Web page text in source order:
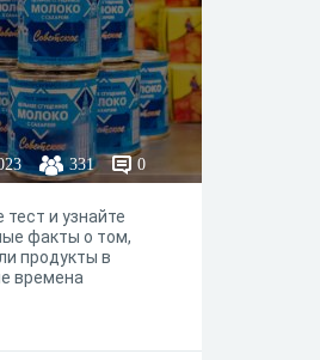
331 0
тест и узнайте
факты о том,
продукты в
времена